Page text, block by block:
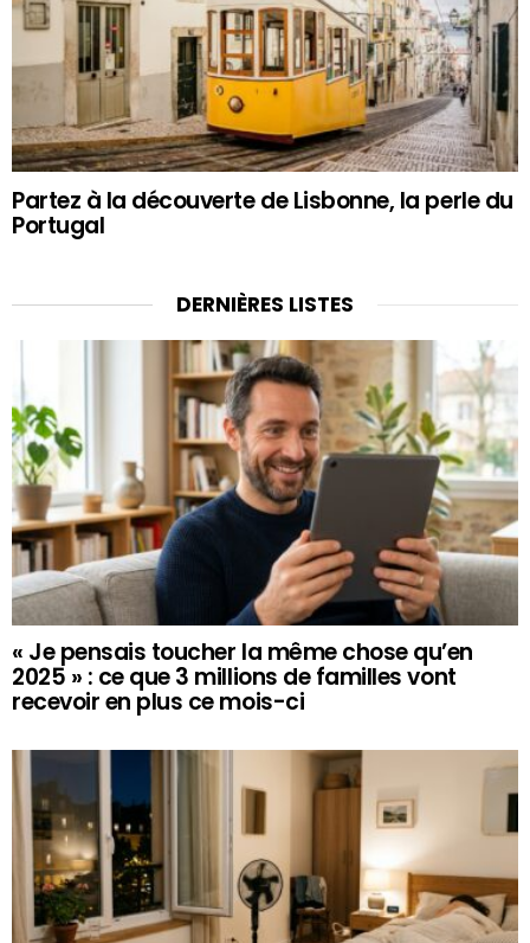
Partez à la découverte de Lisbonne, la perle du
Portugal
DERNIÈRES LISTES
« Je pensais toucher la même chose qu’en
2025 » : ce que 3 millions de familles vont
recevoir en plus ce mois-ci